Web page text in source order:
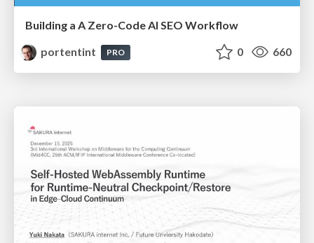
Building a A Zero-Code AI SEO Workflow
portentint
PRO 0 660